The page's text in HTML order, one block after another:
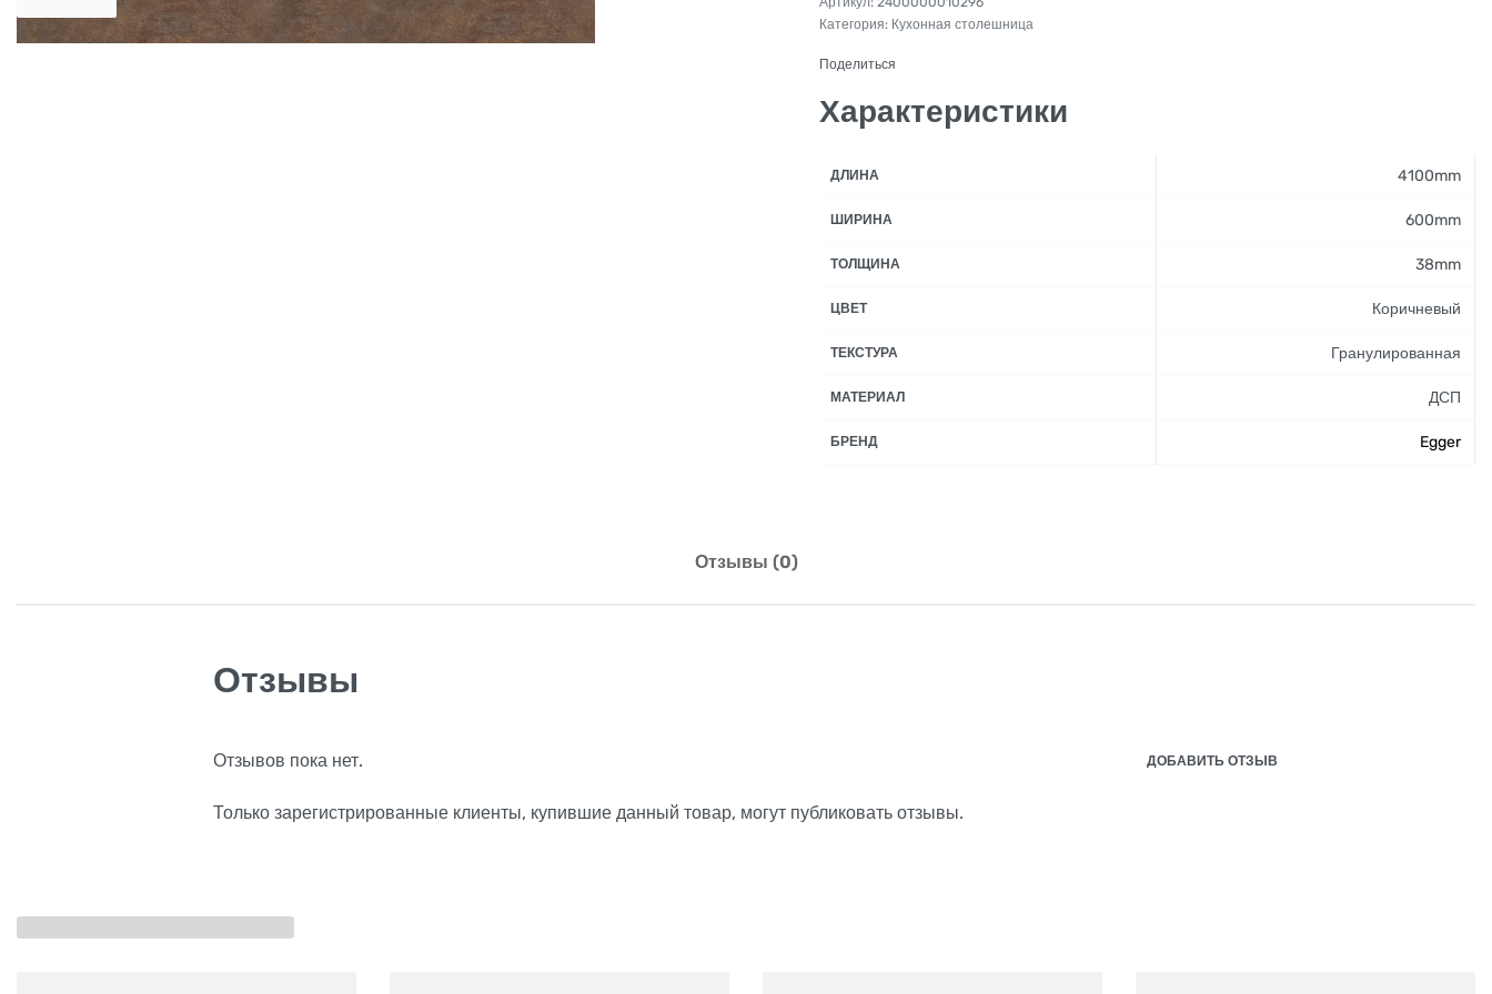
Категория: Кухонная столешница
Поделиться
Характеристики
ДЛИНА 4100mm
ШИРИНА 600mm
ТОЛЩИНА 38mm
ЦВЕТ Коричневый
ТЕКСТУРА Гранулированная
МАТЕРИАЛ ДСП
БРЕНД Egger
Отзывы (0)
Отзывы
Отзывов пока нет. ДОБАВИТЬ ОТЗЫВ
Только зарегистрированные клиенты, купившие данный товар, могут публиковать отзывы.